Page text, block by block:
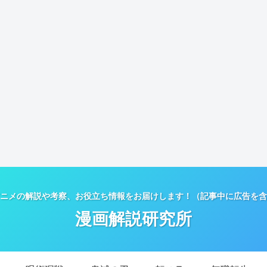
メの解説や考察、お役立ち情報をお届けします！（記事中に広告を
漫画解説研究所